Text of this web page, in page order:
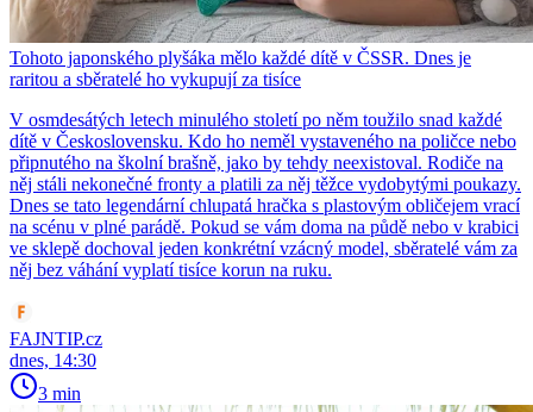
Tohoto japonského plyšáka mělo každé dítě v ČSSR. Dnes je
raritou a sběratelé ho vykupují za tisíce
V osmdesátých letech minulého století po něm toužilo snad každé
dítě v Československu. Kdo ho neměl vystaveného na poličce nebo
připnutého na školní brašně, jako by tehdy neexistoval. Rodiče na
něj stáli nekonečné fronty a platili za něj těžce vydobytými poukazy.
Dnes se tato legendární chlupatá hračka s plastovým obličejem vrací
na scénu v plné parádě. Pokud se vám doma na půdě nebo v krabici
ve sklepě dochoval jeden konkrétní vzácný model, sběratelé vám za
něj bez váhání vyplatí tisíce korun na ruku.
FAJNTIP.cz
dnes, 14:30
3 min